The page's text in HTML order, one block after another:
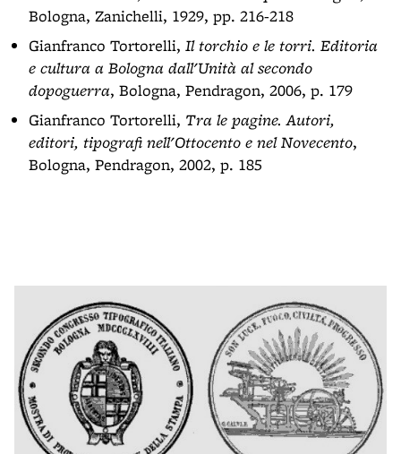
Bologna, Zanichelli, 1929, pp. 216-218
Gianfranco Tortorelli, Il torchio e le torri. Editoria
e cultura a Bologna dall'Unità al secondo
dopoguerra, Bologna, Pendragon, 2006, p. 179
Gianfranco Tortorelli, Tra le pagine. Autori,
editori, tipografi nell'Ottocento e nel Novecento,
Bologna, Pendragon, 2002, p. 185